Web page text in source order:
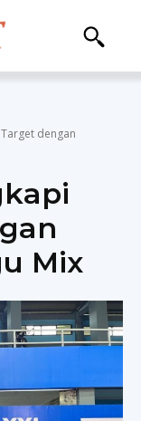
dengan
Mix